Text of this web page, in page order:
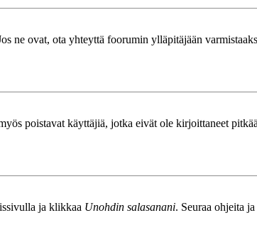
ne ovat, ota yhteyttä foorumin ylläpitäjään
poistavat käyttäjiä, jotka eivät ole kirjoittaneet
ja klikkaa Unohdin salasanani. Seuraa ohjeita